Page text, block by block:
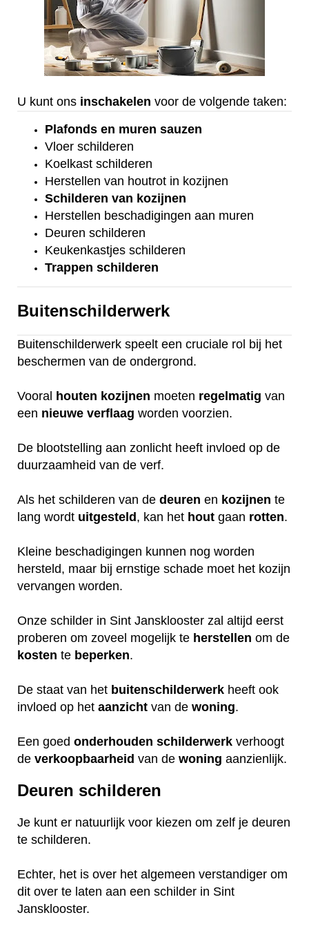
U kunt ons inschakelen voor de volgende taken:
Plafonds en muren sauzen
Vloer schilderen
Koelkast schilderen
Herstellen van houtrot in kozijnen
Schilderen van kozijnen
Herstellen beschadigingen aan muren
Deuren schilderen
Keukenkastjes schilderen
Trappen schilderen
Buitenschilderwerk
Buitenschilderwerk speelt een cruciale rol bij het
beschermen van de ondergrond.
Vooral houten kozijnen moeten regelmatig van
een nieuwe verflaag worden voorzien.
De blootstelling aan zonlicht heeft invloed op de
duurzaamheid van de verf.
Als het schilderen van de deuren en kozijnen te
lang wordt uitgesteld, kan het hout gaan rotten.
Kleine beschadigingen kunnen nog worden
hersteld, maar bij ernstige schade moet het kozijn
vervangen worden.
Onze schilder in Sint Jansklooster zal altijd eerst
proberen om zoveel mogelijk te herstellen om de
kosten te beperken.
De staat van het buitenschilderwerk heeft ook
invloed op het aanzicht van de woning.
Een goed onderhouden schilderwerk verhoogt
de verkoopbaarheid van de woning aanzienlijk.
Deuren schilderen
Je kunt er natuurlijk voor kiezen om zelf je deuren
te schilderen.
Echter, het is over het algemeen verstandiger om
dit over te laten aan een schilder in Sint
Jansklooster.